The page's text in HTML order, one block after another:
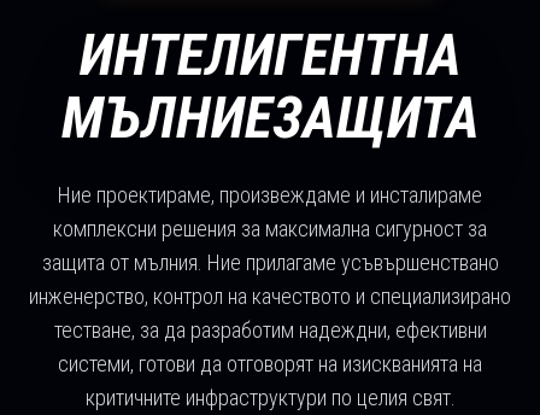
ИНТЕЛИГЕНТНА
МЪЛНИЕЗАЩИТА
Ние проектираме, произвеждаме и инсталираме
комплексни решения за максимална сигурност за
защита от мълния. Ние прилагаме усъвършенствано
инженерство, контрол на качеството и специализирано
тестване, за да разработим надеждни, ефективни
системи, готови да отговорят на изискванията на
критичните инфраструктури по целия свят.